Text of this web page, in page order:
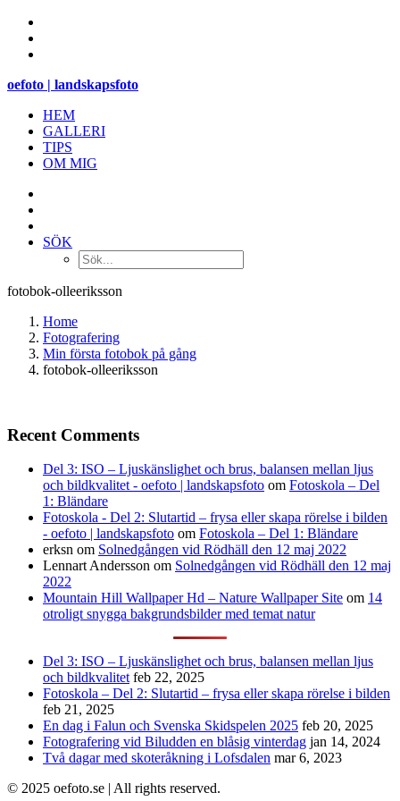
oefoto | landskapsfoto
HEM
GALLERI
TIPS
OM MIG
SÖK
fotobok-olleeriksson
Home
Fotografering
Min första fotobok på gång
fotobok-olleeriksson
Recent Comments
Del 3: ISO – Ljuskänslighet och brus, balansen mellan ljus
och bildkvalitet - oefoto | landskapsfoto om Fotoskola – Del
1: Bländare
Fotoskola - Del 2: Slutartid – frysa eller skapa rörelse i bilden
- oefoto | landskapsfoto om Fotoskola – Del 1: Bländare
erksn om Solnedgången vid Rödhäll den 12 maj 2022
Lennart Andersson om Solnedgången vid Rödhäll den 12 maj
2022
Mountain Hill Wallpaper Hd – Nature Wallpaper Site om 14
otroligt snygga bakgrundsbilder med temat natur
Del 3: ISO – Ljuskänslighet och brus, balansen mellan ljus
och bildkvalitet feb 22, 2025
Fotoskola – Del 2: Slutartid – frysa eller skapa rörelse i bilden
feb 21, 2025
En dag i Falun och Svenska Skidspelen 2025 feb 20, 2025
Fotografering vid Biludden en blåsig vinterdag jan 14, 2024
Två dagar med skoteråkning i Lofsdalen mar 6, 2023
© 2025 oefoto.se | All rights reserved.